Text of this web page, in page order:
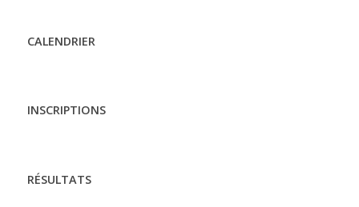
CALENDRIER
INSCRIPTIONS
RÉSULTATS